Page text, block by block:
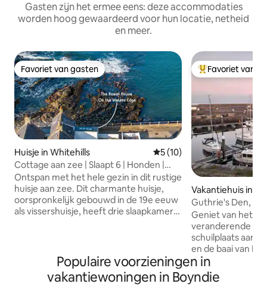
Gasten zijn het ermee eens: deze accommodaties
worden hoog gewaardeerd voor hun locatie, netheid
en meer.
Favoriet van gasten
Favoriet van gasten
Huisje in Whitehills Gemiddelde beoordeling
5 (10)
Cottage aan zee | Slaapt 6 | Honden |
Uitzicht op zee
Ontspan met het hele gezin in dit rustige
huisje aan zee. Dit charmante huisje,
oorspronkelijk gebouwd in de 19e eeuw
als vissershuisje, heeft drie slaapkamers
familiebadkamer en een gezellige
woonkamer met een houtkachel. De
volledig uitgeruste keuken heeft
Topfavoriet van
Favoriet van
Vakantiehuis in
hire
Guthrie's Den,
aan de kust met
Geniet van het
veranderende
schuilplaats aan
en de baai van
van Macduff.
en kijk hoe de
Verse melk,
Populaire voorzieningen in
vakantiewoningen in Boyndie